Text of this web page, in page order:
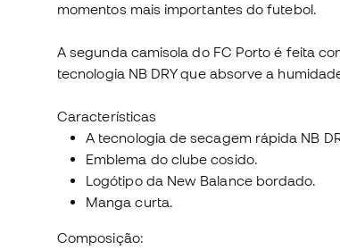
momentos mais importantes do futebol.
A segunda camisola do FC Porto é feita
tecnologia NB DRY que absorve a
Características
A tecnologia de secagem rápida NB
Emblema do clube cosido.
Logótipo da New Balance bordado.
Manga curta.
Composição: